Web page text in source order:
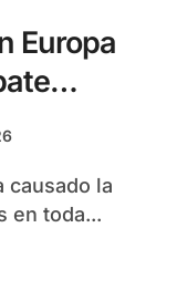
Europa
en toda...